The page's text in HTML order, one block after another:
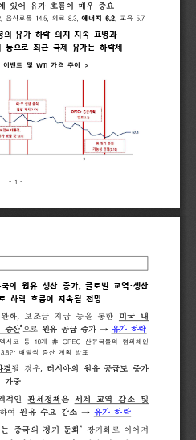
- 1 -
있어 유가 흐름이 매우 중요
음식료품 14.5, 의료 8.3, 에너지6.2, 교육 5.7
  유가  하락  의지  지속  표명과 
등으로  최근  국제  유가는  하락세 
이벤트 및 WTI 가격 추이 >
의  원유  생산  증가,  글로벌  교역· 생산 
  하락  흐름이  지속될  전망  
완화 보조금 지급 등을 통한 미국
내
증산 *으로 원유 공급 증가 → 유가 하락
멕시코 등 10개 非 OPEC 산유국들의
협의체인
만 배럴씩 증산 계획 발표
결될 경우 러시아의 원유 공급도 증가
가중
적인 관세정책은 세계 교역 감소
및
여 원유 수요 감소 → 유가 하락
중국의 경기 둔화* 장기화로 이어져